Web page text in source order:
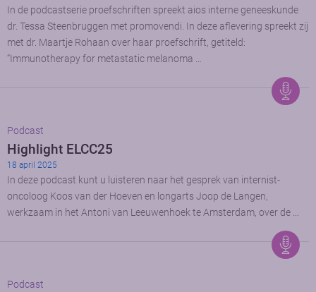
In de podcastserie proefschriften spreekt aios interne geneeskunde
dr. Tessa Steenbruggen met promovendi. In deze aflevering spreekt zij
met dr. Maartje Rohaan over haar proefschrift, getiteld:
“Immunotherapy for metastatic melanoma …
Podcast
Highlight ELCC25
18 april 2025
In deze podcast kunt u luisteren naar het gesprek van internist-
oncoloog Koos van der Hoeven en longarts Joop de Langen,
werkzaam in het Antoni van Leeuwenhoek te Amsterdam, over de …
Podcast